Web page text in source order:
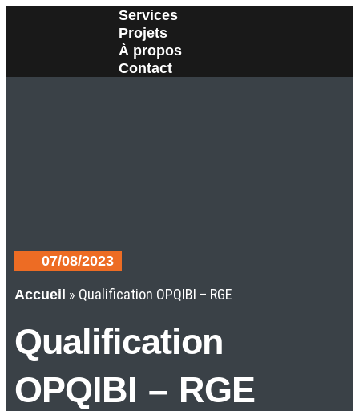
Services
Projets
À propos
Contact
07/08/2023
Accueil » Qualification OPQIBI – RGE
Qualification
OPQIBI – RGE